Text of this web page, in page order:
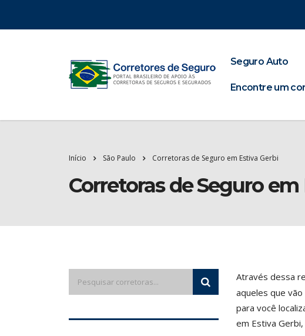
Seguro Auto
Encontre um
Início São Paulo Corretoras de Seguro em Estiva Gerbi
Corretoras de Seguro
Através dessa
aqueles que
para você
em Estiva Gerbi,